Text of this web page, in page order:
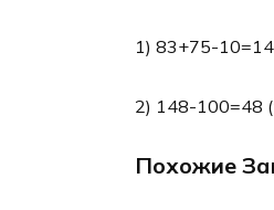
1) 83+75-
2) 148-100=48
Похожие